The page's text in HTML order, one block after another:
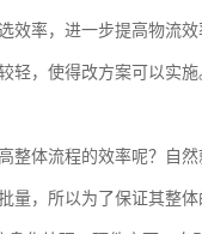
效率，进一步提高物流
轻，使得改方案可以实施
整体流程的效率呢？自
量，所以为了保证其整